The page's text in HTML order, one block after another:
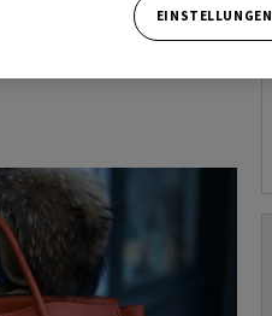
EINSTELLUNGEN